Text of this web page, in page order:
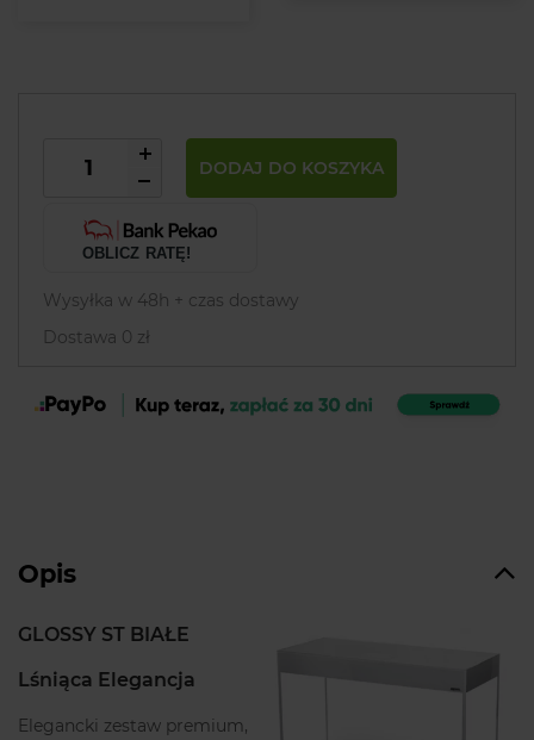
DODAJ DO KOSZYKA
OBLICZ RATĘ!
Wysyłka w 48h + czas dostawy
Dostawa 0 zł
Opis
GLOSSY ST BIAŁE
Lśniąca Elegancja
Elegancki zestaw premium,